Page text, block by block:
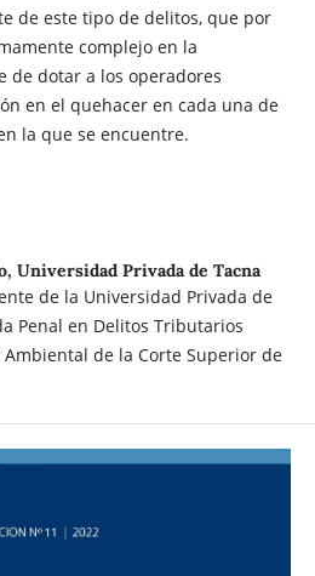
de este tipo de delitos, que por
complejo en la
de dotar a los operadores
en el quehacer en cada una de
la que se encuentre.
Universidad Privada de Tacna
de la Universidad Privada de
Penal en Delitos Tributarios
de la Corte Superior de